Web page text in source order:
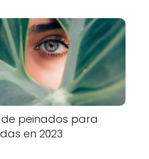
peinados para
en 2023